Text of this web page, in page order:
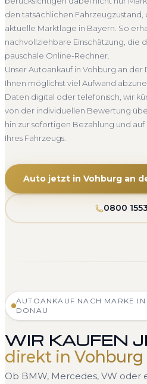
Abholung Vohburg an der Donau
Barzahlung
Abmeldung
Service von der Abholung bis
zufriedene Kunden sprechen für
Seit 2010 4.800+ Ankäufe
den tatsächlichen Fahrzeugzustand,
aktuelle Marktlage in Bayern. So
nachvollziehbare Einschätzung, die
pauschale Online-Rechner.
Unser Autoankauf in Vohburg an der
Ihnen möglichst viel Aufwand
Daten digital oder telefonisch, wir
von der individuellen Bewertung
hin zur sofortigen Bezahlung und
Ihres Fahrzeugs.
Auto jetzt in Vohburg an
0800
AUTOANKAUF NACH MARKE
DONAU
WIR KAUFEN
direkt in Vohburg
Ob BMW, Mercedes, VW